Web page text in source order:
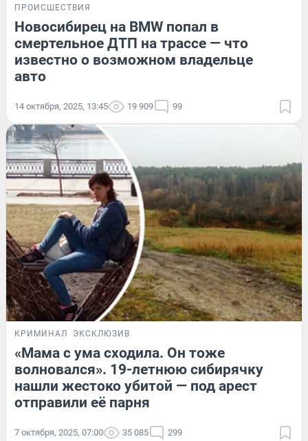
ПРОИСШЕСТВИЯ
Новосибирец на BMW попал в
смертельное ДТП на трассе — что
известно о возможном владельце
авто
14 октября, 2025, 13:45 19 909 99
КРИМИНАЛ ЭКСКЛЮЗИВ
«Мама с ума сходила. Он тоже
волновался». 19-летнюю сибирячку
нашли жестоко убитой — под арест
отправили её парня
7 октября, 2025, 07:00 35 085 299